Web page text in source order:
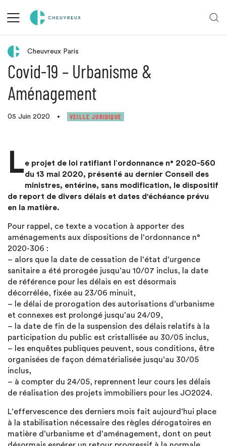
Retour aux actualités
Cheuvreux Paris
Covid-19 – Urbanisme &
Aménagement
05 Juin 2020 • VEILLE JURIDIQUE
Le projet de loi ratifiant l’ordonnance n° 2020-560
du 13 mai 2020, présenté au dernier Conseil des
ministres, entérine, sans modification, le dispositif
de report de divers délais et dates d'échéance prévu
en la matière.
Pour rappel, ce texte a vocation à apporter des
aménagements aux dispositions de l’ordonnance n°
2020-306 :
– alors que la date de cessation de l’état d’urgence
sanitaire a été prorogée jusqu’au 10/07 inclus, la date
de référence pour les délais en est désormais
décorrélée, fixée au 23/06 minuit,
– le délai de prorogation des autorisations d’urbanisme
et connexes est prolongé jusqu’au 24/09,
– la date de fin de la suspension des délais relatifs à la
participation du public est cristallisée au 30/05 inclus,
– les enquêtes publiques peuvent, sous conditions, être
organisées de façon dématérialisée jusqu’au 30/05
inclus,
– à compter du 24/05, reprennent leur cours les délais
de réalisation des projets immobiliers pour les JO2024.
L’effervescence des derniers mois fait aujourd’hui place
à la stabilisation nécessaire des règles dérogatoires en
matière d’urbanisme et d’aménagement, dont on peut